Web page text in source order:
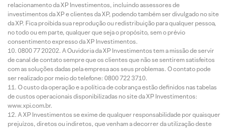
relacionamento da XP Investimentos, incluindo assessores de
investimentos da XP e clientes da XP, podendo também ser divulgado no site
da XP. Fica proibida sua reprodução ou redistribuição para qualquer pessoa,
no todo ou em parte, qualquer que seja o propósito, sem o prévio
consentimento expresso da XP Investimentos.
0800 77 20202. A Ouvidoria da XP Investimentos tem a missão de servir
de canal de contato sempre que os clientes que não se sentirem satisfeitos
com as soluções dadas pela empresa aos seus problemas. O contato pode
ser realizado por meio do telefone: 0800 722 3710.
O custo da operação e a política de cobrança estão definidos nas tabelas
de custos operacionais disponibilizadas no site da XP Investimentos:
www.xpi.com.br.
A XP Investimentos se exime de qualquer responsabilidade por quaisquer
prejuízos, diretos ou indiretos, que venham a decorrer da utilização deste